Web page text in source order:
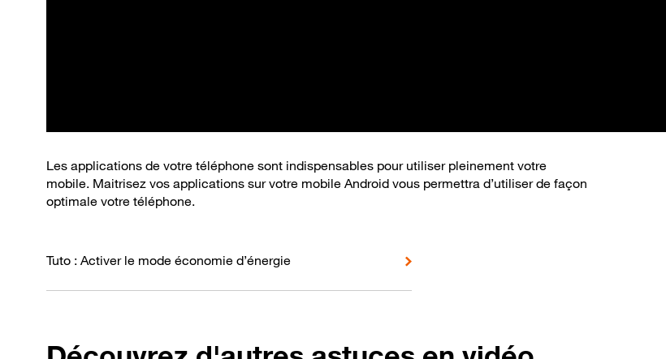
Les applications de votre téléphone sont indispensables pour utiliser pleinement votre
mobile. Maitrisez vos applications sur votre mobile Android vous permettra d’utiliser de façon
optimale votre téléphone.
Tuto : Activer le mode économie d’énergie